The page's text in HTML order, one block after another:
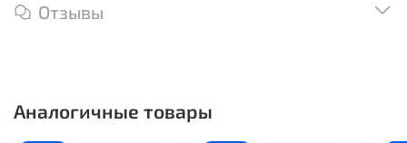
Отзывы
Аналогичные товары